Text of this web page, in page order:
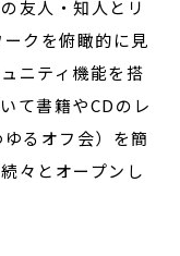
友人・知人とリ
クを俯瞰的に見
ニティ機能を搭
て書籍やCDのレ
るオフ会）を簡
々とオープンし